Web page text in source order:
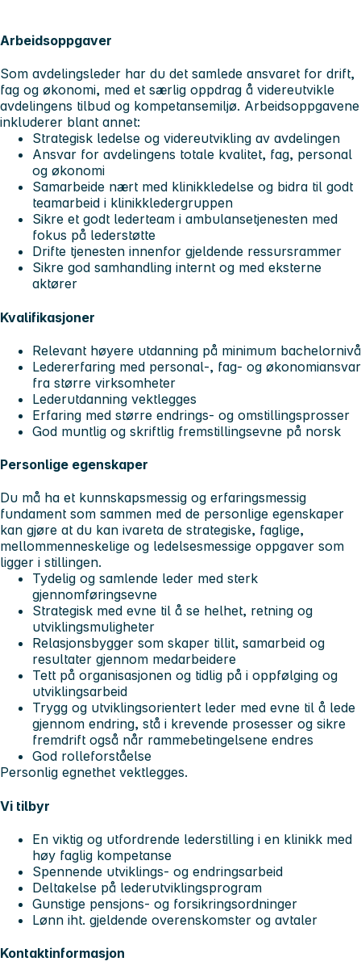
Arbeidsoppgaver
Som avdelingsleder har du det samlede ansvaret for drift,
fag og økonomi, med et særlig oppdrag å videreutvikle
avdelingens tilbud og kompetansemiljø. Arbeidsoppgavene
inkluderer blant annet:
Strategisk ledelse og videreutvikling av avdelingen
Ansvar for avdelingens totale kvalitet, fag, personal
og økonomi
Samarbeide nært med klinikkledelse og bidra til godt
teamarbeid i klinikkledergruppen
Sikre et godt lederteam i ambulansetjenesten med
fokus på lederstøtte
Drifte tjenesten innenfor gjeldende ressursrammer
Sikre god samhandling internt og med eksterne
aktører
Kvalifikasjoner
Relevant høyere utdanning på minimum bachelornivå
Ledererfaring med personal-, fag- og økonomiansvar
fra større virksomheter
Lederutdanning vektlegges
Erfaring med større endrings- og omstillingsprosser
God muntlig og skriftlig fremstillingsevne på norsk
Personlige egenskaper
Du må ha et kunnskapsmessig og erfaringsmessig
fundament som sammen med de personlige egenskaper
kan gjøre at du kan ivareta de strategiske, faglige,
mellommenneskelige og ledelsesmessige oppgaver som
ligger i stillingen.
Tydelig og samlende leder med sterk
gjennomføringsevne
Strategisk med evne til å se helhet, retning og
utviklingsmuligheter
Relasjonsbygger som skaper tillit, samarbeid og
resultater gjennom medarbeidere
Tett på organisasjonen og tidlig på i oppfølging og
utviklingsarbeid
Trygg og utviklingsorientert leder med evne til å lede
gjennom endring, stå i krevende prosesser og sikre
fremdrift også når rammebetingelsene endres
God rolleforståelse
Personlig egnethet vektlegges.
Vi tilbyr
En viktig og utfordrende lederstilling i en klinikk med
høy faglig kompetanse
Spennende utviklings- og endringsarbeid
Deltakelse på lederutviklingsprogram
Gunstige pensjons- og forsikringsordninger
Lønn iht. gjeldende overenskomster og avtaler
Kontaktinformasjon